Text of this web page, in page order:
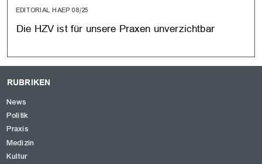
EDITORIAL HAEP 08/25
Die HZV ist für unsere Praxen unverzichtbar
RUBRIKEN
News
Politik
Praxis
Medizin
Kultur